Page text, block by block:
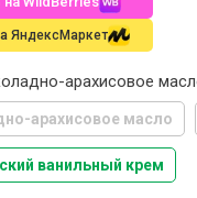
ЯндексМаркет
арахисовое
арахисовое масло
ванильный крем